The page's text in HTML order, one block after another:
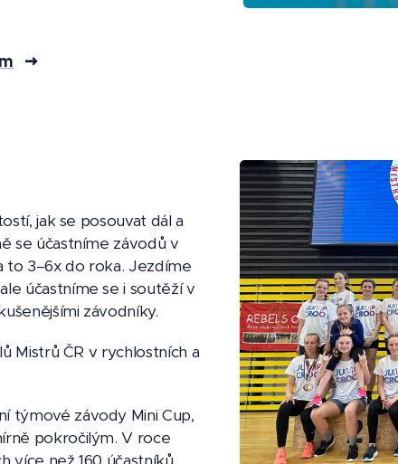
jak se posouvat dál a
se účastníme závodů v
to 3–6x do roka. Jezdíme
účastníme se i soutěží v
závodníky.
Mistrů ČR v rychlostních a
týmové závody Mini Cup,
pokročilým. V roce